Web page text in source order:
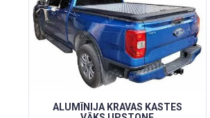
ALUMĪNIJA KRAVAS KASTES